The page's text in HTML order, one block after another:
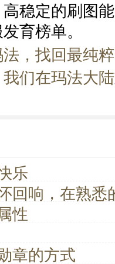
稳定的刷图
育榜单。
，找回最纯
们在玛法大
乐
回响，在熟悉
性
章的方式